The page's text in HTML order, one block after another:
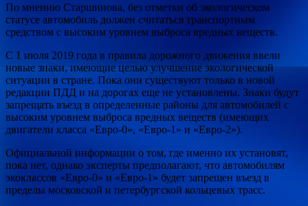
По мнению Старшинова, без отметки об экологическом
статусе автомобиль должен считаться транспортным
средством с высоким уровнем выброса вредных веществ.
С 1 июля 2019 года в правила дорожного движения ввели
новые знаки, имеющие целью улучшение экологической
ситуации в стране. Пока они существуют только в новой
редакции ПДД и на дорогах еще не установлены. Знаки будут
запрещать въезд в определенные районы для автомобилей с
высоким уровнем выброса вредных веществ (имеющих
двигатели класса «Евро-0», «Евро-1» и «Евро-2»).
Официальной информации о том, где именно их установят,
пока нет, однако эксперты предполагают, что автомобилям
экоклассов «Евро‑0» и «Евро‑1» будет запрещен въезд в
пределы московской и петербургской кольцевых трасс.